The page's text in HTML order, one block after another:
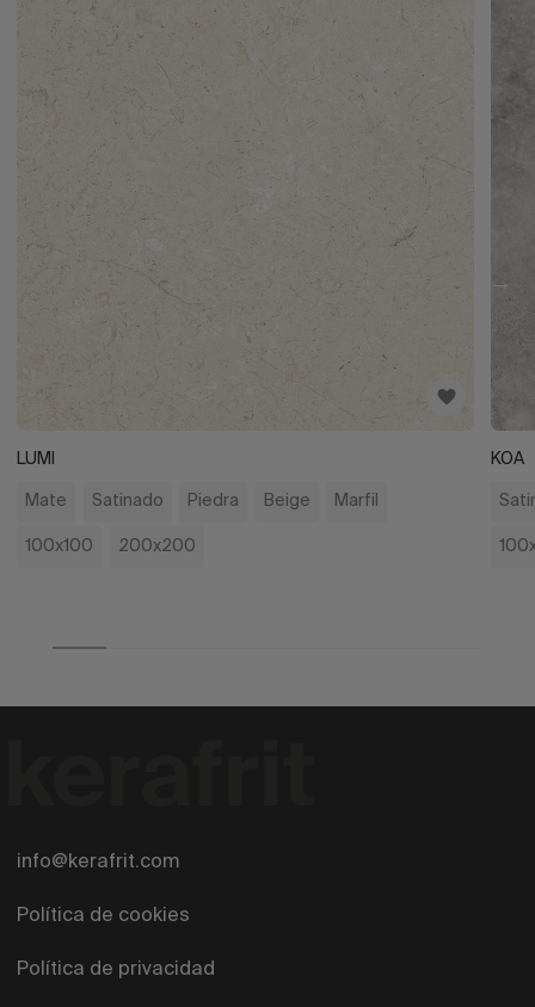
LUMI
Mate Satinado Piedra Beige Marfil
100x100 200x200
KOA
info@kerafrit.com
Política de cookies
Política de privacidad